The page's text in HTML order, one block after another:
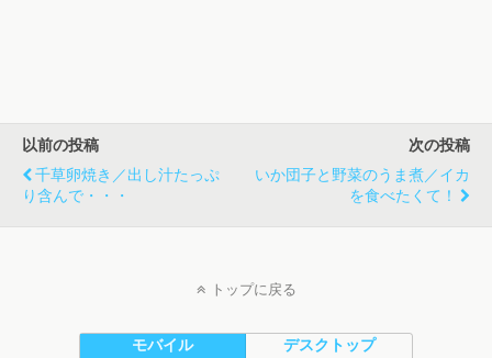
以前の投稿
千草卵焼き／出し汁たっぷ
り含んで・・・
次の投稿
いか団子と野菜のうま煮／イカ
を食べたくて！
トップに戻る
モバイル デスクトップ